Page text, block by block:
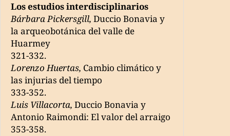
Los estudios interdisciplinarios
Bárbara Pickersgill, Duccio Bonavia y
la arqueobotánica del valle de
Huarmey
321-332.
Lorenzo Huertas, Cambio climático y
las injurias del tiempo
333-352.
Luis Villacorta, Duccio Bonavia y
Antonio Raimondi: El valor del arraigo
353-358.